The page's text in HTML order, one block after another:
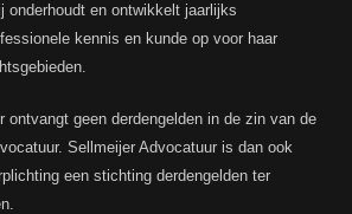
onderhoudt en ontwikkelt jaarlijks
kennis en kunde op voor haar
ontvangt geen derdengelden in de zin van de
Sellmeijer Advocatuur is dan ook
een stichting derdengelden ter